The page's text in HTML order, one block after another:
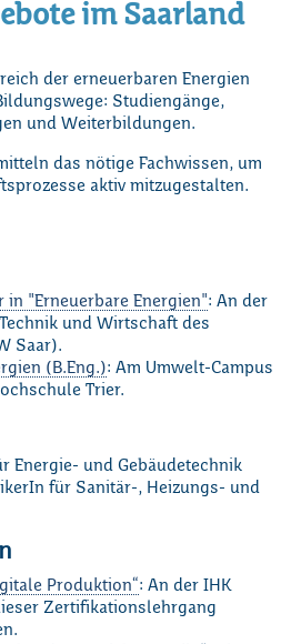
im Saarland
der erneuerbaren Energien
Studiengänge,
und Weiterbildungen.
das nötige Fachwissen, um
aktiv mitzugestalten.
in "Erneuerbare Energien": An der
und Wirtschaft des
Saar).
(B.Eng.): Am Umwelt-Campus
Trier.
Energie- und Gebäudetechnik
für Sanitär-, Heizungs- und
Produktion“ : An der IHK
Zertifikationslehrgang